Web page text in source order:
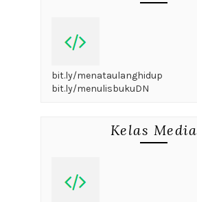
bit.ly/menataulanghidup
bit.ly/menulisbukuDN
Kelas Media